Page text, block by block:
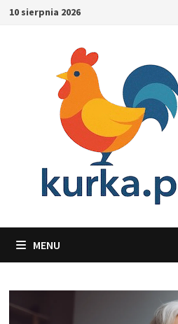
Skip10 sierpnia 2026
MENU